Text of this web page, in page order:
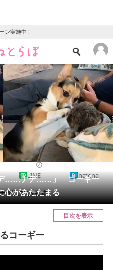
ン実施中！
ニュース
クイズ
地域
教育・育児
リサーチ
デ……ナデ……」 コーギー
心があたたまる
LINE hatena
デしています。
目次を表示
コーギー